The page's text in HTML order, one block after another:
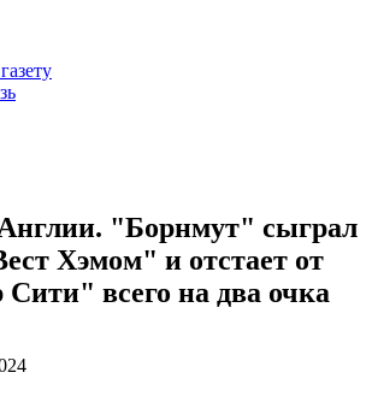
"Борнмут" сыграл
Хэмом" и отстает от
всего на два очка